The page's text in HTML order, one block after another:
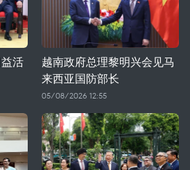
活
越南政府总理黎明兴会见马
来西亚国防部长
05/08/2026 12:55